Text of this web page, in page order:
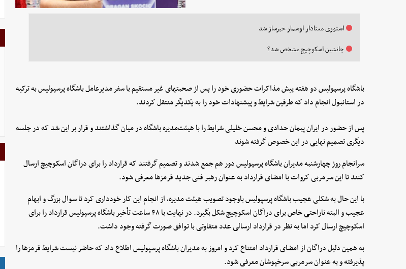
استوری معنادار اوسمار خبرساز شد
جانشین اسکوچیچ مشخص شد؟
باشگاه پرسپولیس دو هفته پیش مذاکرات حضوری خود را پس از صحبتهای غیر مستقیم با سفر مدیرعامل باشگاه پرسپولیس به ترکیه
در استانبول انجام داد که طرفین شرایط و پیشنهادات خود را به یکدیگر منتقل کردند.
پس از حضور در ایران پیمان حدادی و محسن خلیلی شرایط را با هیئت‌مدیره باشگاه در میان گذاشتند و قرار بر این شد که در جلسه
دیگری تصمیم نهایی در این خصوص گرفته شوند
سرانجام روز چهارشنبه مدیران باشگاه پرسپولیس دور هم جمع شدند و تصمیم گرفتند که قرارداد را برای دراگان اسکوچیچ ارسال
کنند تا این سرمربی کروات با امضای قرارداد به عنوان رهبر فنی جدید قرمزها معرفی شود.
با این حال به شکلی عجیب باشگاه پرسپولیس باوجود تصویب هیئت مدیره، از انجام این کار خودداری کرد تا سوال بزرگ و ابهام
عجیب و البته ناراحتی خاص برای دراگان اسکوچیچ شکل بگیرد. در نهایت با ۴۸ ساعت تأخیر باشگاه پرسپولیس قرارداد را برای
اسکوچیچ ارسال کرد اما به نظر در قرارداد ارسالی عدد متفاوتی با توافق صورت گرفته وجود داشت.
به همین دلیل دراگان از امضای قرارداد امتناع کرد و امروز به مدیران باشگاه پرسپولیس اطلاع داد که حاضر نیست شرایط قرمزها را
پذیرفته و به عنوان سرمربی سرخپوشان معرفی شود.